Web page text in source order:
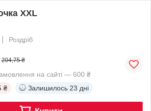
XXL
Роздріб
204,75 ₴
на сайті — 600 ₴
₴ Залишилось 23 дні